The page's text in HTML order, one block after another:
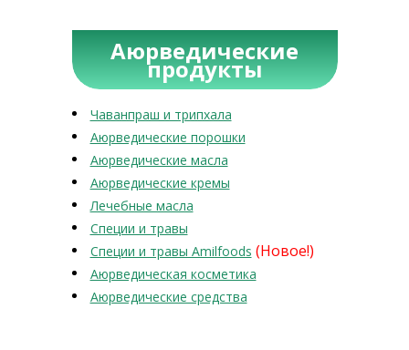
Аюрведические
продукты
Чаванпраш и трипхала
Аюрведические порошки
Аюрведические масла
Аюрведические кремы
Лечебные масла
Специи и травы
Специи и травы Amilfoods (Новое!)
Аюрведическая косметика
Аюрведические средства